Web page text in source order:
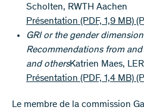
Scholten, RWTH Aachen
Présentation (PDF, 1,9 MB)
GRI or the gender
Recommendations from
and othersKatrien Maes,
Présentation (PDF, 1,4 MB)
Le membre de la commission